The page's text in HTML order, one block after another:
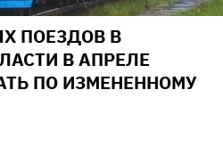
ПОЕЗДОВ В
В АПРЕЛЕ
ПО ИЗМЕНЕННОМУ